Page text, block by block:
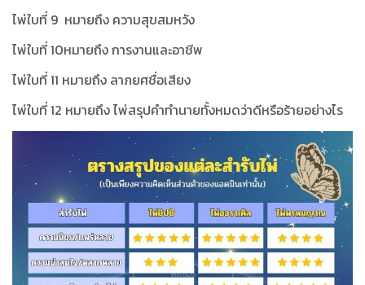
ไพ่ใบที่ 9 หมายถึง ความสุขสมหวัง
ไพ่ใบที่ 10หมายถึง การงานและอาชีพ
ไพ่ใบที่ 11 หมายถึง ลาภยศชื่อเสียง
ไพ่ใบที่ 12 หมายถึง ไพ่สรุปคำทำนายทั้งหมดว่าดีหรือร้ายอย่างไร